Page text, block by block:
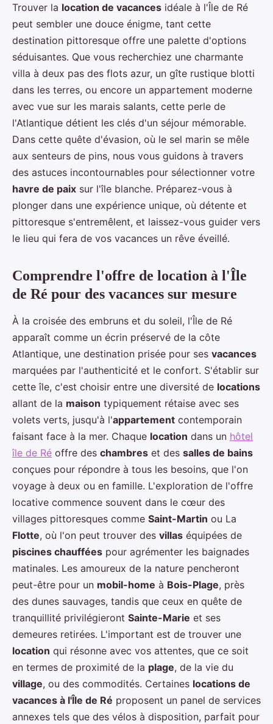
Comment choisir la location de
vacances parfaite à l'Île de Ré ?
Sana•17 mars 2024•6 min de lecture
Trouver la location de vacances idéale à l'Île de Ré
peut sembler une douce énigme, tant cette
destination pittoresque offre une palette d'options
séduisantes. Que vous recherchiez une charmante
villa à deux pas des flots azur, un gîte rustique blotti
dans les terres, ou encore un appartement moderne
avec vue sur les marais salants, cette perle de
l'Atlantique détient les clés d'un séjour mémorable.
Dans cette quête d'évasion, où le sel marin se mêle
aux senteurs de pins, nous vous guidons à travers
des astuces incontournables pour sélectionner votre
havre de paix sur l'île blanche. Préparez-vous à
plonger dans une expérience unique, où détente et
pittoresque s'entremêlent, et laissez-vous guider vers
le lieu qui fera de vos vacances un rêve éveillé.
Comprendre l'offre de location à l'Île
de Ré pour des vacances sur mesure
À la croisée des embruns et du soleil, l'Île de Ré
apparaît comme un écrin préservé de la côte
Atlantique, une destination prisée pour ses vacances
marquées par l'authenticité et le confort. S'établir sur
cette île, c'est choisir entre une diversité de locations
allant de la maison typiquement rétaise avec ses
volets verts, jusqu'à l'appartement contemporain
faisant face à la mer. Chaque location dans un hôtel
île de Ré offre des chambres et des salles de bains
conçues pour répondre à tous les besoins, que l'on
voyage à deux ou en famille. L'exploration de l'offre
locative commence souvent dans le cœur des
villages pittoresques comme Saint-Martin ou La
Flotte, où l'on peut trouver des villas équipées de
piscines chauffées pour agrémenter les baignades
matinales. Les amoureux de la nature pencheront
peut-être pour un mobil-home à Bois-Plage, près
des dunes sauvages, tandis que ceux en quête de
tranquillité privilégieront Sainte-Marie et ses
demeures retirées. L'important est de trouver une
location qui résonne avec vos attentes, que ce soit
en termes de proximité de la plage, de la vie du
village, ou des commodités. Certaines locations de
vacances à l'Île de Ré proposent un panel de services
annexes tels que des vélos à disposition, parfait pour